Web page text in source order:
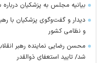
بیانیه مجلس به پزشکیان درباره
دیدار و گفت‌وگوی پزشکیان با
و نظامی کشور
محسن رضایی نماینده رهبر
شد/ تایید استعفای ذوالقدر